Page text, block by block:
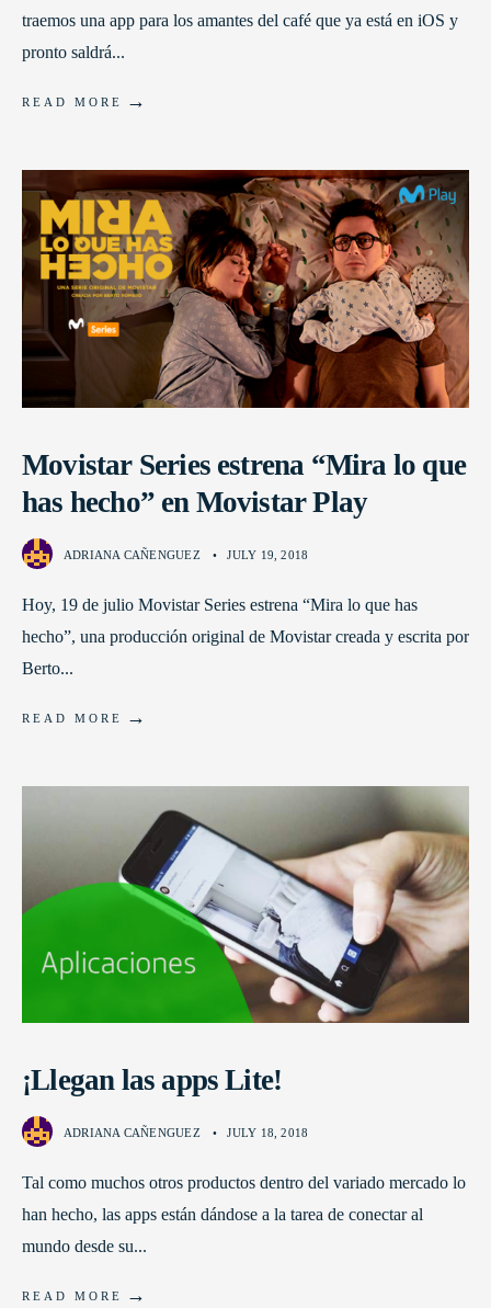
traemos una app para los amantes del café que ya está en iOS y
pronto saldrá...
READ MORE →
Movistar Series estrena “Mira lo que
has hecho” en Movistar Play
ADRIANA CAÑENGUEZ • JULY 19, 2018
Hoy, 19 de julio Movistar Series estrena “Mira lo que has
hecho”, una producción original de Movistar creada y escrita por
Berto...
READ MORE →
¡Llegan las apps Lite!
ADRIANA CAÑENGUEZ • JULY 18, 2018
Tal como muchos otros productos dentro del variado mercado lo
han hecho, las apps están dándose a la tarea de conectar al
mundo desde su...
READ MORE →